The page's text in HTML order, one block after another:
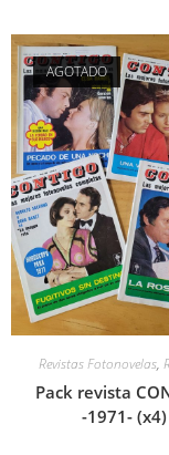
AGOTADO
Revistas Fotonovelas,
Pack revista
-1971- (x4)